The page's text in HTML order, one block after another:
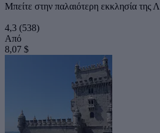
Μπείτε στην παλαιότερη εκκλησία της
4,3 (538)
Από
8,07 $